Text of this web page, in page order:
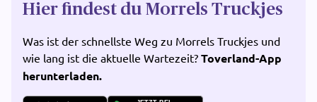
Hier findest du Morrels Truckjes
Was ist der schnellste Weg zu Morrels Truckjes und
wie lang ist die aktuelle Wartezeit? Toverland-App
herunterladen.